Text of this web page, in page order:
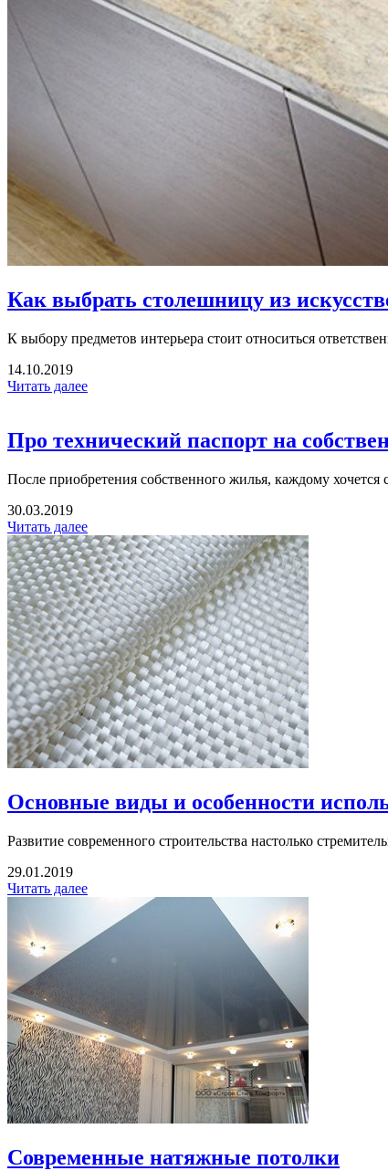
Как выбрать столешницу из
К выбору предметов интерьера стоит относиться
14.10.2019
Читать далее
Про технический паспорт на
После приобретения собственного жилья, каждому
30.03.2019
Читать далее
Основные виды и особенности
Развитие современного строительства настолько
29.01.2019
Читать далее
Современные натяжные потолки